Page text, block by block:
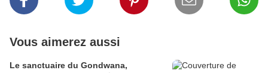
Vous aimerez aussi
Le sanctuaire du Gondwana,